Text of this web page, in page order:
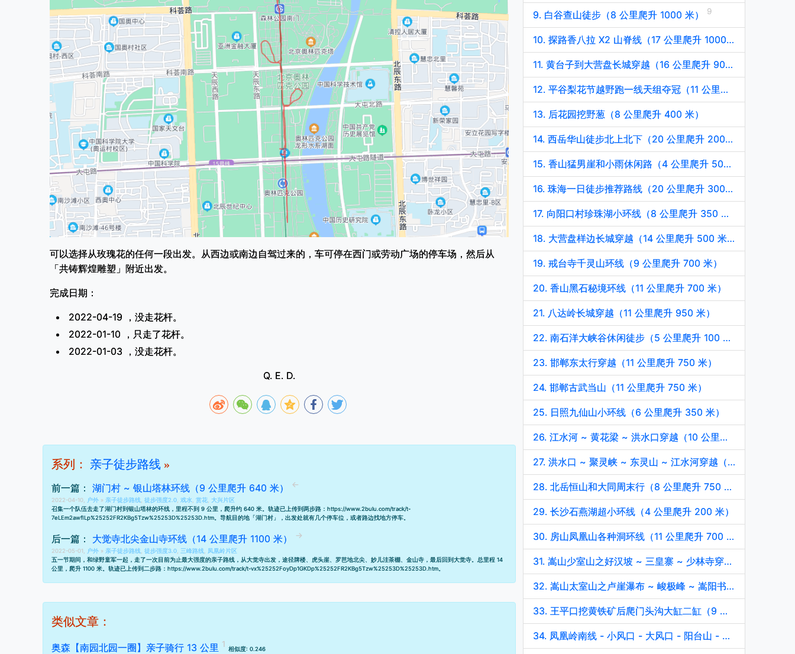
可以选择从玫瑰花的任何一段出发。从西边或南边自驾过来的，车可停在西门或劳动广场的停车场，然后从
「共铸辉煌雕塑」附近出发。
完成日期：
2022-04-19 ，没走花杆。
2022-01-10 ，只走了花杆。
2022-01-03 ，没走花杆。
Q. E. D.
系列： 亲子徒步路线 »
前一篇： 湖门村 ~ 银山塔林环线（9 公里爬升 640 米）
2022-04-10, 户外 » 亲子徒步路线 徒步强度2.0 戏水 赏花 大兴片区
召集一个队伍去走了湖门村到银山塔林的环线，里程不到 9 公里，爬升约 640 米。轨迹已上传到两步路： https://www.2bulu.com/track/t-
7eLEm2awfILp%25252FR2KBg5Tzw%25253D%25253D.htm 。导航目的地「湖门村」，出发处就有几个停车位，或者路边找地方停车。
后一篇： 大觉寺北尖金山寺环线（14 公里爬升 1100 米）
2022-05-01, 户外 » 亲子徒步路线 徒步强度3.0 三峰路线
凤凰岭片区
五一节期间，和绿野童军一起，走了一次目前为止最大强度的亲子路线，从大觉寺出发，途径牌楼、虎头崖、罗芭地北尖、妙儿洼茶棚、金山寺，最后回到大觉寺。总里程 14
公里，爬升 1100 米。轨迹已上传到二步路： https://www.2bulu.com/track/t-vx%25252FoyDp1GKDp%25252FR2KBg5Tzw%25253D%25253D.htm
类似文章：
奥森【南园北园一圈】亲子骑行 13 公里
相似度: 0.246
9. 白谷查山徒步（8 公里爬升 1000 米）
10. 探路香八拉 X2 山脊线（17 公里爬升 1000 米）
11. 黄台子到大营盘长城穿越（16 公里爬升 900 米）
12. 平谷梨花节越野跑一线天组夺冠（11 公里爬升 400 米）
13. 后花园挖野葱（8 公里爬升 400 米）
14. 西岳华山徒步北上北下（20 公里爬升 2000 米）
15. 香山猛男崖和小雨休闲路（4 公里爬升 500 米）
16. 珠海一日徒步推荐路线（20 公里爬升 300 米）
17. 向阳口村珍珠湖小环线（8 公里爬升 350 米）
18. 大营盘样边长城穿越（14 公里爬升 500 米）
19. 戒台寺千灵山环线（9 公里爬升 700 米）
20. 香山黑石秘境环线（11 公里爬升 700 米）
21. 八达岭长城穿越（11 公里爬升 950 米）
22. 南石洋大峡谷休闲徒步（5 公里爬升 100 米）
23. 邯郸东太行穿越（11 公里爬升 750 米）
24. 邯郸古武当山（11 公里爬升 750 米）
25. 日照九仙山小环线（6 公里爬升 350 米）
26. 江水河 ~ 黄花梁 ~ 洪水口穿越（10 公里爬升 400 米）
27. 洪水口 ~ 聚灵峡 ~ 东灵山 ~ 江水河穿越（14 公里爬升 1400 米）
28. 北岳恒山和大同周末行（8 公里爬升 750 米）
29. 长沙石燕湖超小环线（4 公里爬升 200 米）
30. 房山凤凰山各种洞环线（11 公里爬升 700 米）
31. 嵩山少室山之好汉坡 ~ 三皇寨 ~ 少林寺穿越（8 公里爬升 600 米）
32. 嵩山太室山之卢崖瀑布 ~ 峻极峰 ~ 嵩阳书院穿越（15 公里爬升 1100 米）
33. 王平口挖黄铁矿后爬门头沟大缸二缸（9 公里爬升 400 米）
34. 凤凰岭南线 - 小风口 - 大风口 - 阳台山 - 凉水背 - 车耳营环线（12 公里爬升 1050 米）